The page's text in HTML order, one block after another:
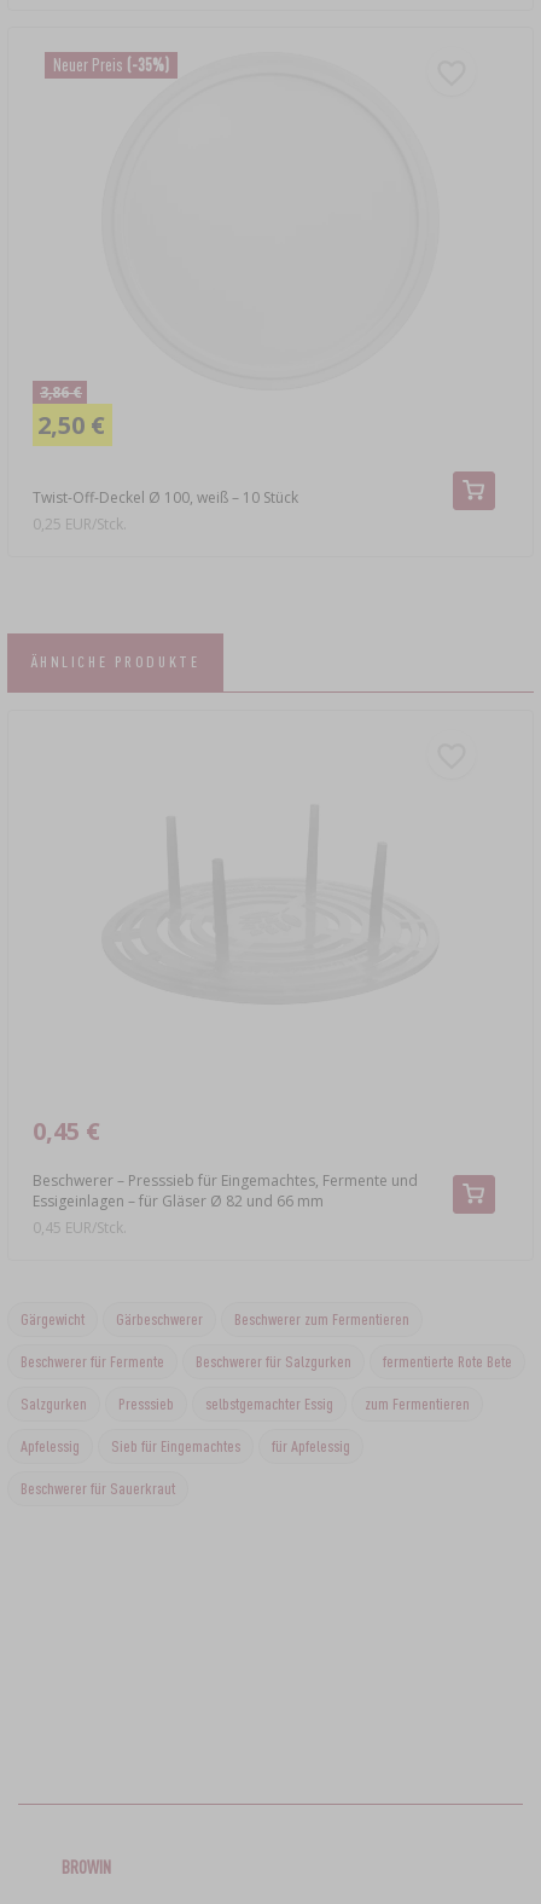
Neuer Preis (-35%)
Twist-Off-Deckel Ø 100, weiß – 10 Stück
3,86 €
2,50 €
0,25 EUR/Stck.
ÄHNLICHE PRODUKTE
Beschwerer – Presssieb für Eingemachtes, Fermente und
Essigeinlagen – für Gläser Ø 82 und 66 mm
0,45 €
0,45 EUR/Stck.
Gärgewicht Gärbeschwerer Beschwerer zum Fermentieren
Beschwerer für Fermente Beschwerer für Salzgurken fermentierte Rote Bete
Salzgurken Presssieb selbstgemachter Essig zum Fermentieren
Apfelessig Sieb für Eingemachtes für Apfelessig
Beschwerer für Sauerkraut
BROWIN